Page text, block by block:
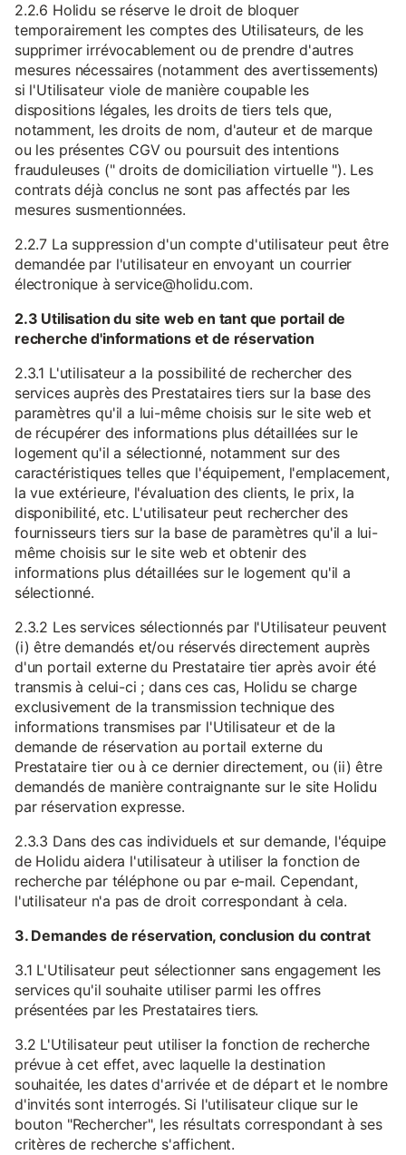
2.2.6 Holidu se réserve le droit de bloquer
temporairement les comptes des Utilisateurs, de les
supprimer irrévocablement ou de prendre d'autres
mesures nécessaires (notamment des avertissements)
si l'Utilisateur viole de manière coupable les
dispositions légales, les droits de tiers tels que,
notamment, les droits de nom, d'auteur et de marque
ou les présentes CGV ou poursuit des intentions
frauduleuses (" droits de domiciliation virtuelle "). Les
contrats déjà conclus ne sont pas affectés par les
mesures susmentionnées.
2.2.7 La suppression d'un compte d'utilisateur peut être
demandée par l'utilisateur en envoyant un courrier
électronique à service@holidu.com.
2.3 Utilisation du site web en tant que portail de
recherche d'informations et de réservation
2.3.1 L'utilisateur a la possibilité de rechercher des
services auprès des Prestataires tiers sur la base des
paramètres qu'il a lui-même choisis sur le site web et
de récupérer des informations plus détaillées sur le
logement qu'il a sélectionné, notamment sur des
caractéristiques telles que l'équipement, l'emplacement,
la vue extérieure, l'évaluation des clients, le prix, la
disponibilité, etc. L'utilisateur peut rechercher des
fournisseurs tiers sur la base de paramètres qu'il a lui-
même choisis sur le site web et obtenir des
informations plus détaillées sur le logement qu'il a
sélectionné.
2.3.2 Les services sélectionnés par l'Utilisateur peuvent
(i) être demandés et/ou réservés directement auprès
d'un portail externe du Prestataire tier après avoir été
transmis à celui-ci ; dans ces cas, Holidu se charge
exclusivement de la transmission technique des
informations transmises par l'Utilisateur et de la
demande de réservation au portail externe du
Prestataire tier ou à ce dernier directement, ou (ii) être
demandés de manière contraignante sur le site Holidu
par réservation expresse.
2.3.3 Dans des cas individuels et sur demande, l'équipe
de Holidu aidera l'utilisateur à utiliser la fonction de
recherche par téléphone ou par e-mail. Cependant,
l'utilisateur n'a pas de droit correspondant à cela.
3. Demandes de réservation, conclusion du contrat
3.1 L'Utilisateur peut sélectionner sans engagement les
services qu'il souhaite utiliser parmi les offres
présentées par les Prestataires tiers.
3.2 L'Utilisateur peut utiliser la fonction de recherche
prévue à cet effet, avec laquelle la destination
souhaitée, les dates d'arrivée et de départ et le nombre
d'invités sont interrogés. Si l'utilisateur clique sur le
bouton "Rechercher", les résultats correspondant à ses
critères de recherche s'affichent.